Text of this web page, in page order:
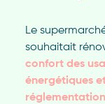
Le
souhaitait
confort des
énergétiques